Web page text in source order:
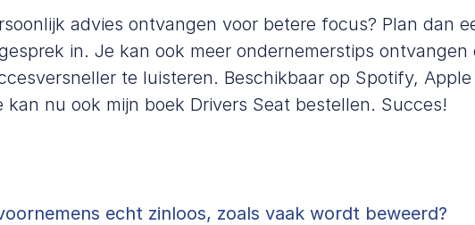
advies ontvangen voor betere focus? Plan dan
in. Je kan ook meer ondernemerstips ontvangen
te luisteren. Beschikbaar op Spotify,
kan nu ook mijn boek Drivers Seat bestellen. Succes!
echt zinloos, zoals vaak wordt beweerd?